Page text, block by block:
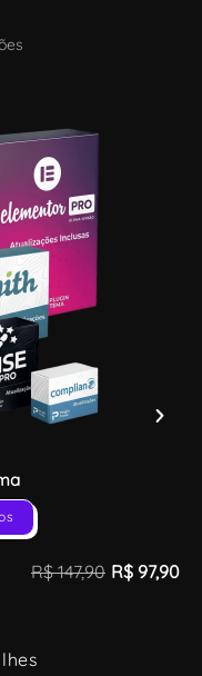
R$147,90 R$ 97,90